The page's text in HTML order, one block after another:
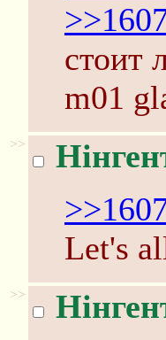
стоит
m01
>>
Let's
>>